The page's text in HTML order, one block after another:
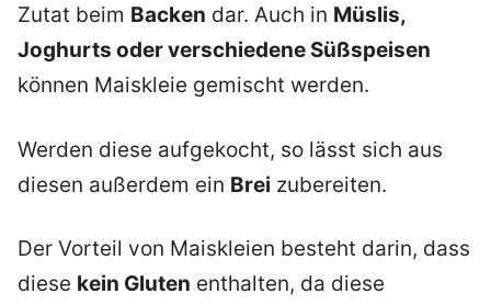
Zutat beim Backen dar. Auch in Müslis,
Joghurts oder verschiedene Süßspeisen
können Maiskleie gemischt werden.
Werden diese aufgekocht, so lässt sich aus
diesen außerdem ein Brei zubereiten.
Der Vorteil von Maiskleien besteht darin, dass
diese kein Gluten enthalten, da diese